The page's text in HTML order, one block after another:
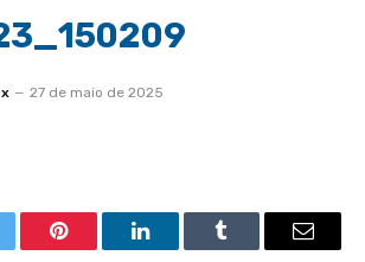
27 de maio de 2025
Pinterest LinkedInTumblr Email